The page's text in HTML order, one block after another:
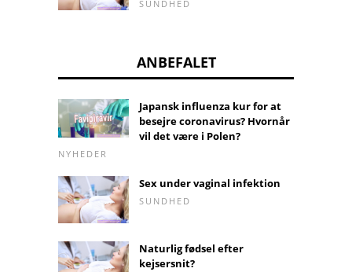
SUNDHED
ANBEFALET
Japansk influenza kur for at
besejre coronavirus? Hvornår
vil det være i Polen?
NYHEDER
Sex under vaginal infektion
SUNDHED
Naturlig fødsel efter
kejsersnit?